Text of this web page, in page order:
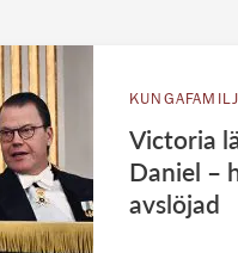
Victoria
Daniel –
avslöjad